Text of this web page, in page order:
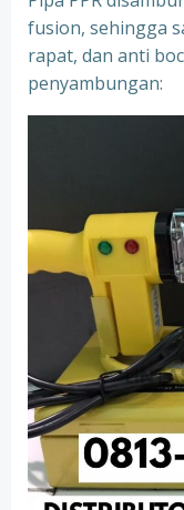
fusion, sehingga
rapat, dan anti
penyambungan: